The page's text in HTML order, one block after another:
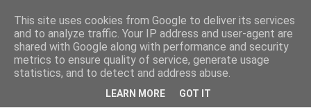
This site uses cookies from Google to deliver its services
and to analyze traffic. Your IP address and user-agent are
shared with Google along with performance and security
metrics to ensure quality of service, generate usage
statistics, and to detect and address abuse.
LEARN MORE GOT IT